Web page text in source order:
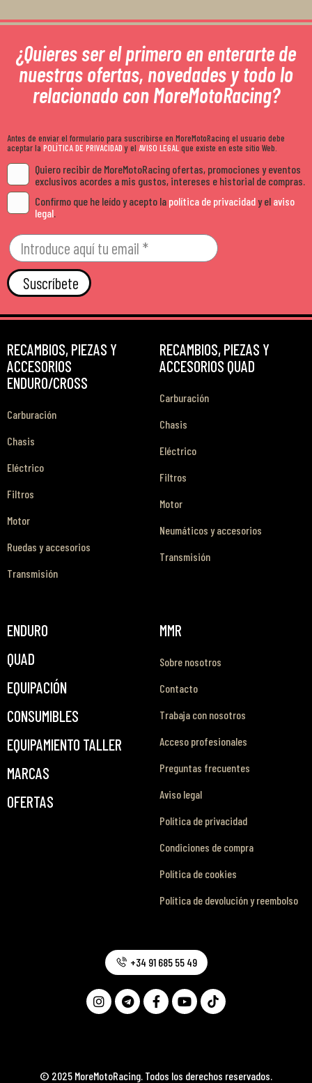
¿Quieres ser el primero en enterarte de
nuestras ofertas, novedades y todo lo
relacionado con MoreMotoRacing?
Antes de enviar el formulario para suscribirse en MoreMotoRacing el usuario debe
aceptar la POLÍTICA DE PRIVACIDADy el AVISO LEGALque existe en este sitio Web.
Quiero recibir de MoreMotoRacing ofertas, promociones y eventos
exclusivos acordes a mis gustos, intereses e historial de compras.
Confirmo que he leído y acepto la política de privacidady el aviso
legal.
Suscríbete
RECAMBIOS, PIEZAS Y
ACCESORIOS
ENDURO/CROSS
Carburación
Chasis
Eléctrico
Filtros
Motor
Ruedas y accesorios
Transmisión
RECAMBIOS, PIEZAS Y
ACCESORIOS QUAD
Carburación
Chasis
Eléctrico
Filtros
Motor
Neumáticos y accesorios
Transmisión
ENDURO
QUAD
EQUIPACIÓN
CONSUMIBLES
EQUIPAMIENTO TALLER
MARCAS
OFERTAS
MMR
Sobre nosotros
Contacto
Trabaja con nosotros
Acceso profesionales
Preguntas frecuentes
Aviso legal
Política de privacidad
Condiciones de compra
Política de cookies
Política de devolución y reembolso
© 2025 MoreMotoRacing. Todos los derechos reservados.
+34 91 685 55 49